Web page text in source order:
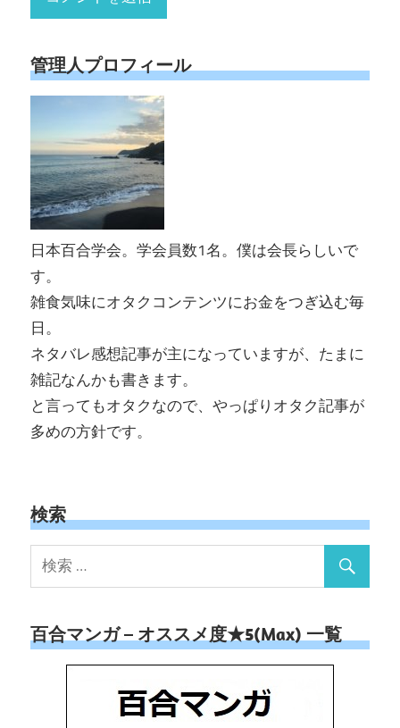
管理人プロフィール
日本百合学会。学会員数1名。僕は会長らしいで
す。
雑食気味にオタクコンテンツにお金をつぎ込む毎
日。
ネタバレ感想記事が主になっていますが、たまに
雑記なんかも書きます。
と言ってもオタクなので、やっぱりオタク記事が
多めの方針です。
検索
百合マンガ – オススメ度★5(Max) 一覧